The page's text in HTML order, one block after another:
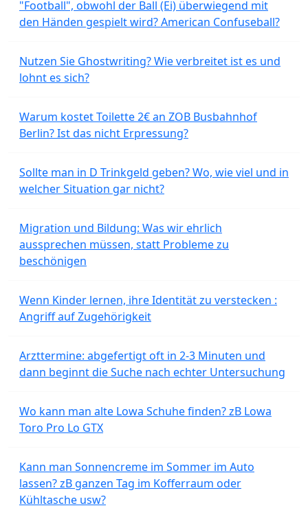
"Football", obwohl der Ball (Ei) überwiegend mit
den Händen gespielt wird? American Confuseball?
Nutzen Sie Ghostwriting? Wie verbreitet ist es und
lohnt es sich?
Warum kostet Toilette 2€ an ZOB Busbahnhof
Berlin? Ist das nicht Erpressung?
Sollte man in D Trinkgeld geben? Wo, wie viel und in
welcher Situation gar nicht?
Migration und Bildung: Was wir ehrlich
aussprechen müssen, statt Probleme zu
beschönigen
Wenn Kinder lernen, ihre Identität zu verstecken :
Angriff auf Zugehörigkeit
Arzttermine: abgefertigt oft in 2-3 Minuten und
dann beginnt die Suche nach echter Untersuchung
Wo kann man alte Lowa Schuhe finden? zB Lowa
Toro Pro Lo GTX
Kann man Sonnencreme im Sommer im Auto
lassen? zB ganzen Tag im Kofferraum oder
Kühltasche usw?